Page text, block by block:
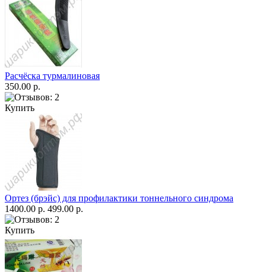
Расчёска турмалиновая
350.00 р.
Купить
Ортез (брэйс) для профилактики тоннельного синдрома
1400.00 р. 499.00 р.
Купить